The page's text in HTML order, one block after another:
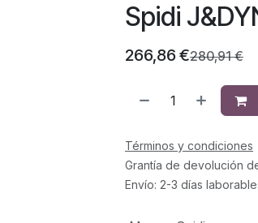
Spidi
266,86 €280,91€
Términos y condiciones
Grantía de devolución
Envío: 2-3 días